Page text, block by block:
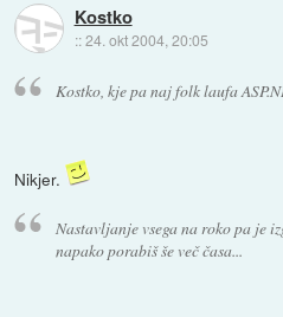
Kostko
::24. okt 2004, 20:05
Kostko, kje pa naj folk laufa
Nikjer.
Nastavljanje vsega na roko pa je
napako porabiš še več časa...